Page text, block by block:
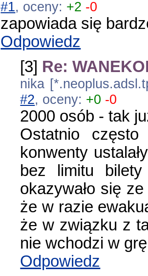
#1, oceny: +2 -0
zapowiada się
Odpowiedz
[3] Re:
nika
#2, oceny: +0 -0
2000 osób - tak
Ostatnio
konwenty
bez limitu
okazywało się
że w razie
że w związku z
nie wchodzi w
Odpowiedz